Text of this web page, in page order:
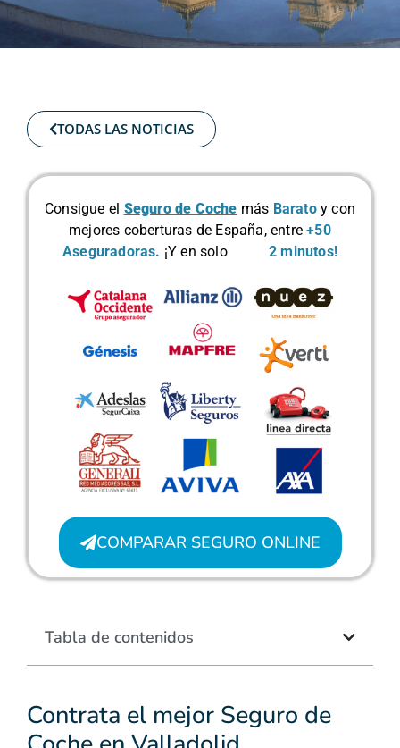
Contrata el mejor Seguro de
TODAS LAS NOTICIAS
Consigue el Seguro de Coche más Baratoy con
mejores coberturas de España, entre+50
Aseguradoras. ¡Y en solo 2 minutos!
COMPARAR SEGURO ONLINE
Tabla de contenidos